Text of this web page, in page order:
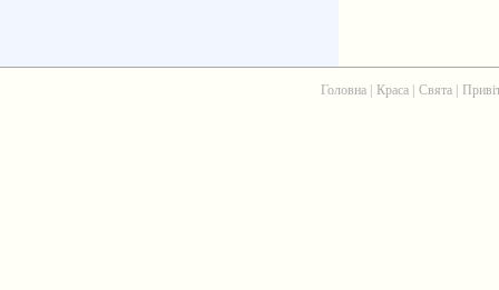
Головна| Краса| Свята|